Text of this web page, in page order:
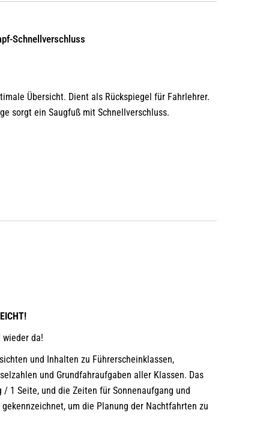
Die
der
Produktseite
Schnellverschluss
Übersicht. Dient als Rückspiegel für Fahrlehrer.
sorgt ein Saugfuß mit Schnellverschluss.
wieder da!
und Inhalten zu Führerscheinklassen,
und Grundfahraufgaben aller Klassen. Das
/ 1 Seite, und die Zeiten für Sonnenaufgang und
um die Planung der Nachtfahrten zu